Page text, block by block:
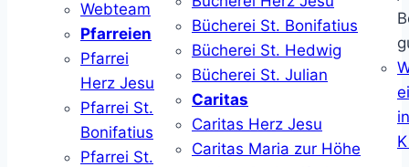
Webteam
Pfarreien
Pfarrei
Herz Jesu
Pfarrei St.
Bonifatius
Pfarrei St.
Bücherei St. Bonifatius
Bücherei St. Hedwig
Bücherei St. Julian
Caritas
Caritas Herz Jesu
Caritas Maria zur Höhe